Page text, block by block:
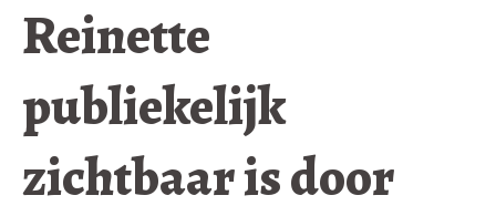
Reinette
publiekelijk
zichtbaar is door